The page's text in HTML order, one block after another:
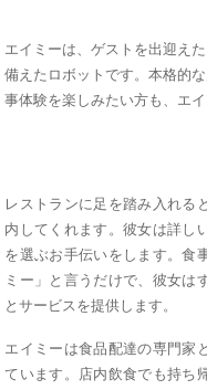
エイミーは、ゲストを出迎え
備えたロボットです。本格的
事体験を楽しみたい方も、エ
レストランに足を踏み入れる
内してくれます。彼女は詳し
を選ぶお手伝いをします。食
ミー」と言うだけで、彼女は
とサービスを提供します。
エイミーは食品配達の専門家
ています。店内飲食でも持ち